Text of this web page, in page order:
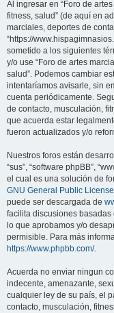
Al ingresar en “Foro de
fitness, salud” (de aquí en
marciales, deportes de
“https://
sometido a los siguientes
y/o use “Foro de artes
salud”. Podemos cambiar
intentaríamos avisarle, sin
cuenta periódicamente.
de contacto, musculación,
que acuerda estar
fueron actualizados y/o
Nuestros foros están
“sus”, “software phpBB”,
el cual es una solución de
GNU General Public
puede ser descargada de
facilita discusiones basadas
lo que aprobamos y/o
permisible. Para más
https://www.phpbb.com/.
Acuerda no enviar ningun
indecente, amenazante,
cualquier ley de su país, el
contacto, musculación,